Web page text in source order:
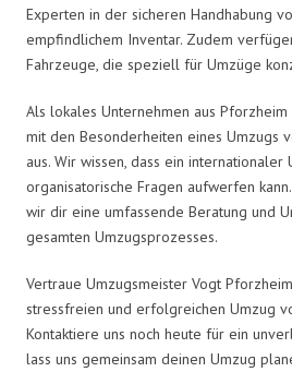
Experten in der sicheren Handhabung
empfindlichem Inventar. Zudem
Fahrzeuge, die speziell für Umzüge
Als lokales Unternehmen aus
mit den Besonderheiten eines Umzugs
aus. Wir wissen, dass ein internationaler
organisatorische Fragen aufwerfen
wir dir eine umfassende Beratung und
gesamten Umzugsprozesses.
Vertraue Umzugsmeister Vogt
stressfreien und erfolgreichen Umzug
Kontaktiere uns noch heute für ein
lass uns gemeinsam deinen Umzug